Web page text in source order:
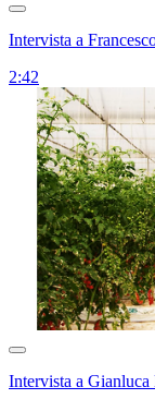
Intervista a
2:42
Intervista a Gianluca